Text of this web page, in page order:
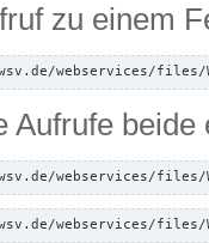
zu einem
webservices/files/
Aufrufe beide
webservices/files/
webservices/files/